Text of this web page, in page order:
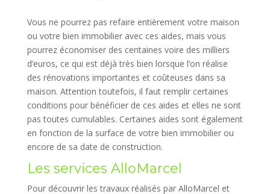
Vous ne pourrez pas refaire entièrement votre maison
ou votre bien immobilier avec ces aides, mais vous
pourrez économiser des centaines voire des milliers
d’euros, ce qui est déjà très bien lorsque l’on réalise
des rénovations importantes et coûteuses dans sa
maison. Attention toutefois, il faut remplir certaines
conditions pour bénéficier de ces aides et elles ne sont
pas toutes cumulables. Certaines aides sont également
en fonction de la surface de votre bien immobilier ou
encore de sa date de construction.
Les services AlloMarcel
Pour découvrir les travaux réalisés par AlloMarcel et